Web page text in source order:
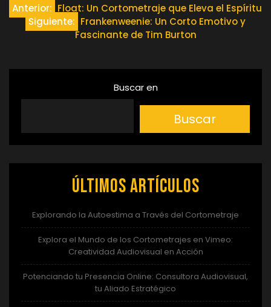
Navegación
Anterior: Float: Un Cortometraje que Eleva el Espíritu
Siguiente: Frankenweenie: Un Corto Emotivo y
Fascinante de Tim Burton
Buscar en
Buscar
Últimos artículos
Explorando la Autoestima a Través del Cortometraje
Explora el Mundo de los Cortometrajes en Vimeo:
Creatividad Audiovisual en Acción
Potenciando tu Presencia Online: Consultora Audiovisual,
tu Aliado Estratégico